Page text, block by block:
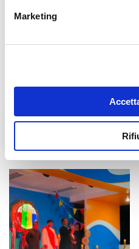
Marketing
Fratel Carlo Desiderati